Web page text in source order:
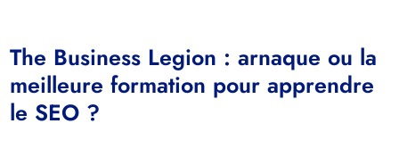
The Business Legion : arnaque ou la
meilleure formation pour apprendre
le SEO ?